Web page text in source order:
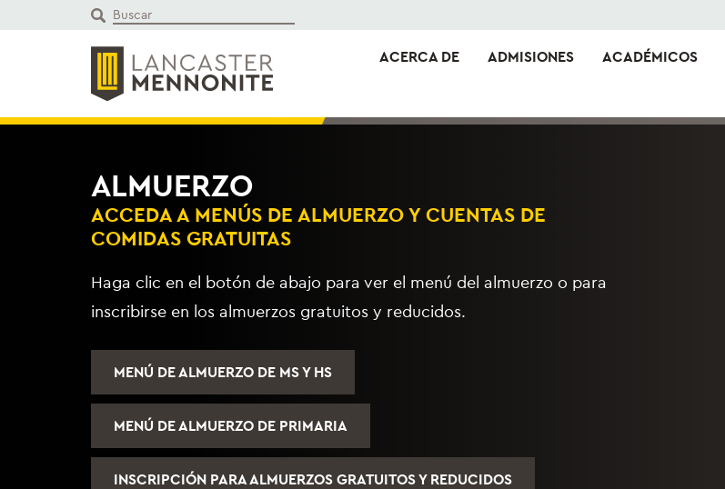
al
ACERCA DE ADMISIONES ACADÉMICOS
ALMUERZO
ACCEDA A MENÚS DE ALMUERZO Y CUENTAS DE
COMIDAS GRATUITAS
Haga clic en el botón de abajo para ver el menú del almuerzo o para
inscribirse en los almuerzos gratuitos y reducidos.
MENÚ DE ALMUERZO DE MS Y HS
MENÚ DE ALMUERZO DE PRIMARIA
INSCRIPCIÓN PARA ALMUERZOS GRATUITOS Y REDUCIDOS